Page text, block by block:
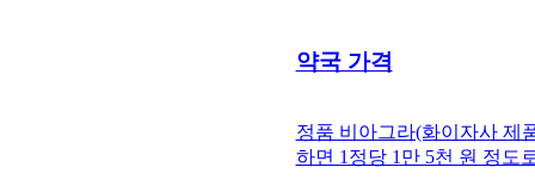
약국 가격
정품 비아그라(화이자사 제
하면 1정당 1만 5천 원 정도